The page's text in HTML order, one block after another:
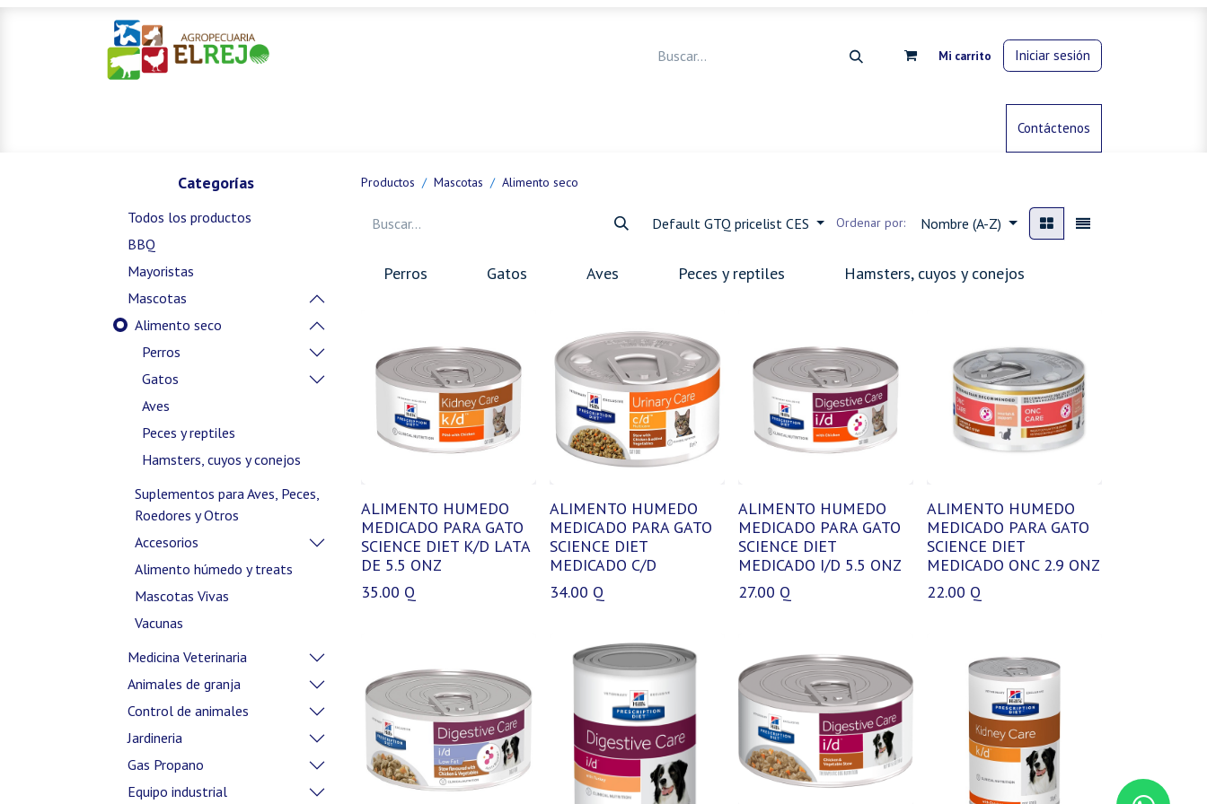
Mi carrito Iniciar sesión
Control de animalesContáctenos
Categorías
Todos los productos
BBQ
Mayoristas
Mascotas
Alimento seco
Perros
Gatos
Aves
Peces y reptiles
Hamsters, cuyos y conejos
Suplementos para Aves, Peces,
Roedores y Otros
Accesorios
Alimento húmedo y treats
Mascotas Vivas
Vacunas
Medicina Veterinaria
Animales de granja
Control de animales
Jardineria
Gas Propano
Equipo industrial
Productos Mascotas Alimento seco
Default GTQ pricelist CES Ordenar por: Nombre (A-Z)
Perros Gatos Aves Peces y reptiles Hamsters, cuyos y conejos
ALIMENTO HUMEDO
MEDICADO PARA GATO
SCIENCE DIET K/D LATA
DE 5.5 ONZ
35.00 Q
ALIMENTO HUMEDO
MEDICADO PARA GATO
SCIENCE DIET
MEDICADO C/D
34.00 Q
ALIMENTO HUMEDO
MEDICADO PARA GATO
SCIENCE DIET
MEDICADO I/D 5.5 ONZ
27.00 Q
ALIMENTO HUMEDO
MEDICADO PARA GATO
SCIENCE DIET
MEDICADO ONC 2.9 ONZ
22.00 Q